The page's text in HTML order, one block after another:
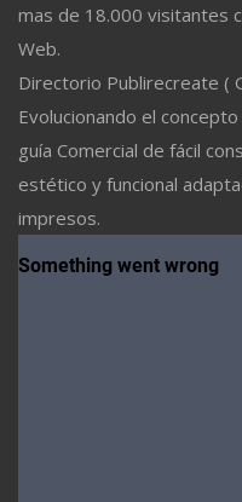
mas de 18.000 visitantes
Web.
Directorio Publirecreate (
Evolucionando el
guía Comercial de fácil
estético y funcional
impresos.